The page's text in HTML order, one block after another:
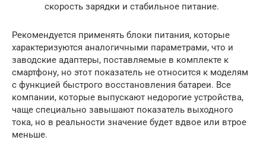
скорость зарядки и стабильное питание.
Рекомендуется применять блоки питания, которые
характеризуются аналогичными параметрами, что и
заводские адаптеры, поставляемые в комплекте к
смартфону, но этот показатель не относится к моделям
с функцией быстрого восстановления батареи. Все
компании, которые выпускают недорогие устройства,
чаще специально завышают показатель выходного
тока, но в реальности значение будет вдвое или втрое
меньше.